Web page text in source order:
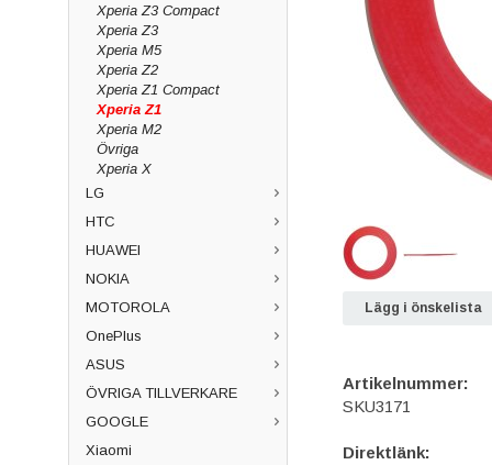
Xperia Z3 Compact
Xperia Z3
Xperia M5
Xperia Z2
Xperia Z1 Compact
Xperia Z1
Xperia M2
Övriga
Xperia X
LG
HTC
HUAWEI
NOKIA
MOTOROLA
OnePlus
ASUS
ÖVRIGA TILLVERKARE
GOOGLE
Xiaomi
Lägg i önskelista
Artikelnummer:
SKU3171
Direktlänk: